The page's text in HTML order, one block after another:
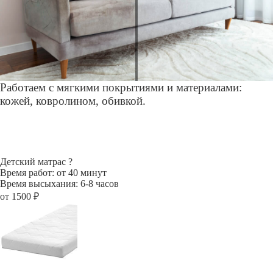
Работаем с мягкими покрытиями и материалами:
кожей, ковролином, обивкой.
Детский матрас ?
Время работ: от 40 минут
Время высыхания: 6-8 часов
от 1500 ₽